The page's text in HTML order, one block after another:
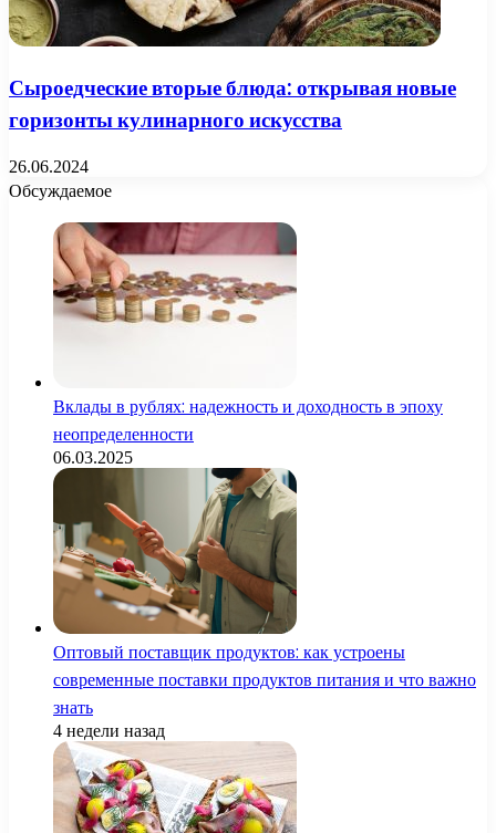
Сыроедческие вторые блюда: открывая новые
горизонты кулинарного искусства
26.06.2024
Обсуждаемое
Вклады в рублях: надежность и доходность в эпоху
неопределенности
06.03.2025
Оптовый поставщик продуктов: как устроены
современные поставки продуктов питания и что важно
знать
4 недели назад